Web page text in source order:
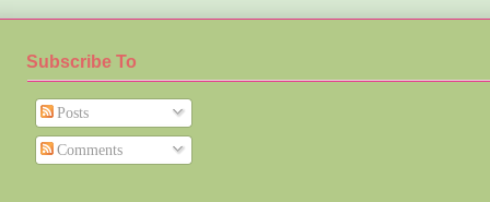
Subscribe To
Posts
Comments